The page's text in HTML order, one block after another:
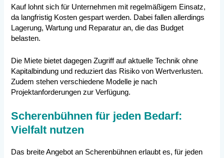
Kauf lohnt sich für Unternehmen mit regelmäßigem Einsatz,
da langfristig Kosten gespart werden. Dabei fallen allerdings
Lagerung, Wartung und Reparatur an, die das Budget
belasten.
Die Miete bietet dagegen Zugriff auf aktuelle Technik ohne
Kapitalbindung und reduziert das Risiko von Wertverlusten.
Zudem stehen verschiedene Modelle je nach
Projektanforderungen zur Verfügung.
Scherenbühnen für jeden Bedarf:
Vielfalt nutzen
Das breite Angebot an Scherenbühnen erlaubt es, für jeden